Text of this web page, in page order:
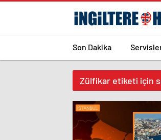
Son Dakika
Zülfikar etiketi için